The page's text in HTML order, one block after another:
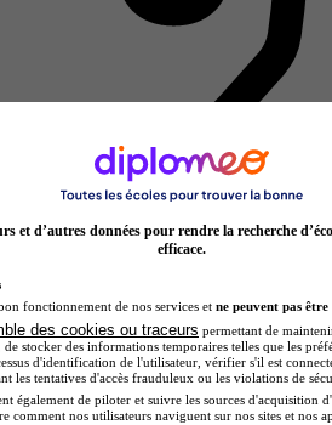
et d’autres données pour rendre la recherche
efficace.
fonctionnement de nos services et ne peuvent pas être
des cookies ou traceurs permettant de
stocker des informations temporaires telles que les
d'identification de l'utilisateur, vérifier s'il est
les tentatives d'accès frauduleux ou les violations de
également de piloter et suivre les sources d'acquisition
comment nos utilisateurs naviguent sur nos sites et nos